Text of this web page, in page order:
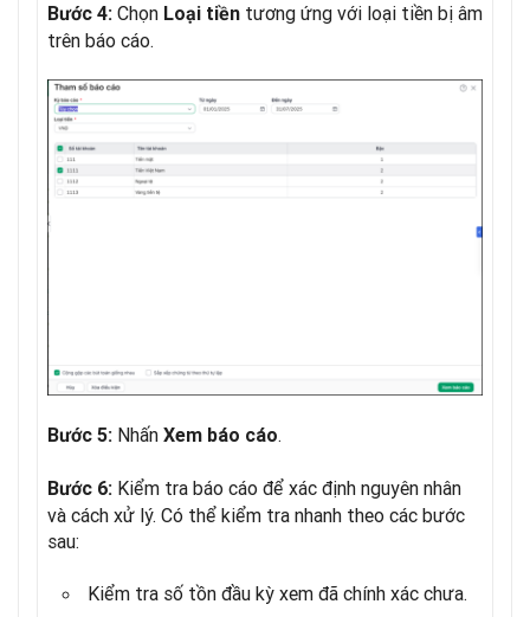
Bước 4: Chọn Loại tiền tương ứng với loại tiền bị âm
trên báo cáo.
Bước 5: Nhấn Xem báo cáo.
Bước 6: Kiểm tra báo cáo để xác định nguyên nhân
và cách xử lý. Có thể kiểm tra nhanh theo các bước
sau:
Kiểm tra số tồn đầu kỳ xem đã chính xác chưa.